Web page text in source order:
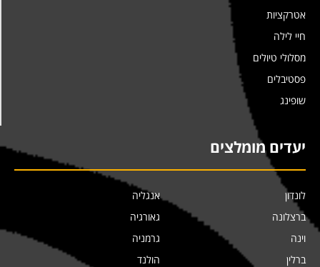
אטרקציות
חיי לילה
מסלולי טיולים
פסטיבלים
שופינג
יעדים מומלצים
לונדון
ברצלונה
וינה
ברלין
אנגליה
גאורגיה
גרמניה
הולנד